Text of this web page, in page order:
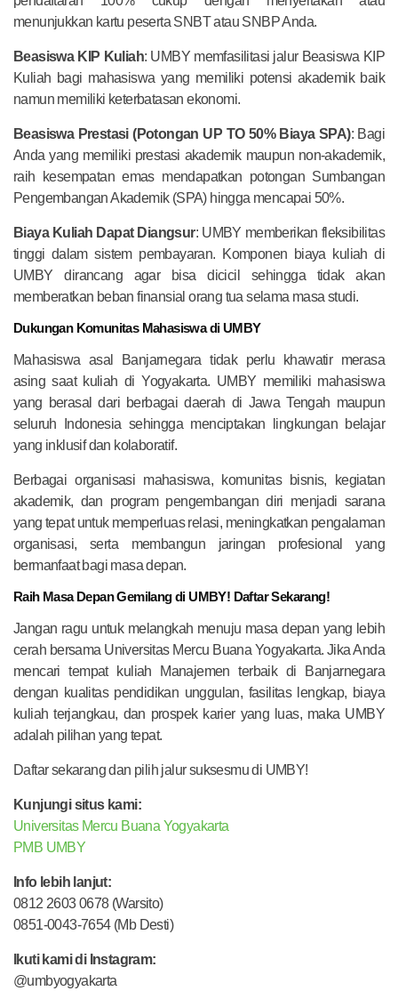
menunjukkan kartu peserta SNBT atau SNBP Anda.
Beasiswa KIP Kuliah: UMBY memfasilitasi jalur Beasiswa KIP
Kuliah bagi mahasiswa yang memiliki potensi akademik baik
namun memiliki keterbatasan ekonomi.
Beasiswa Prestasi (Potongan UP TO 50% Biaya SPA): Bagi
Anda yang memiliki prestasi akademik maupun non-akademik,
raih kesempatan emas mendapatkan potongan Sumbangan
Pengembangan Akademik (SPA) hingga mencapai 50%.
Biaya Kuliah Dapat Diangsur: UMBY memberikan fleksibilitas
tinggi dalam sistem pembayaran. Komponen biaya kuliah di
UMBY dirancang agar bisa dicicil sehingga tidak akan
memberatkan beban finansial orang tua selama masa studi.
Dukungan Komunitas Mahasiswa di UMBY
Mahasiswa asal Banjarnegara tidak perlu khawatir merasa
asing saat kuliah di Yogyakarta. UMBY memiliki mahasiswa
yang berasal dari berbagai daerah di Jawa Tengah maupun
seluruh Indonesia sehingga menciptakan lingkungan belajar
yang inklusif dan kolaboratif.
Berbagai organisasi mahasiswa, komunitas bisnis, kegiatan
akademik, dan program pengembangan diri menjadi sarana
yang tepat untuk memperluas relasi, meningkatkan pengalaman
organisasi, serta membangun jaringan profesional yang
bermanfaat bagi masa depan.
Raih Masa Depan Gemilang di UMBY! Daftar Sekarang!
Jangan ragu untuk melangkah menuju masa depan yang lebih
cerah bersama Universitas Mercu Buana Yogyakarta. Jika Anda
mencari tempat kuliah Manajemen terbaik di Banjarnegara
dengan kualitas pendidikan unggulan, fasilitas lengkap, biaya
kuliah terjangkau, dan prospek karier yang luas, maka UMBY
adalah pilihan yang tepat.
Daftar sekarang dan pilih jalur suksesmu di UMBY!
Kunjungi situs kami:
Universitas Mercu Buana Yogyakarta
PMB UMBY
Info lebih lanjut:
0812 2603 0678 (Warsito)
0851-0043-7654 (Mb Desti)
Ikuti kami di Instagram:
@umbyogyakarta